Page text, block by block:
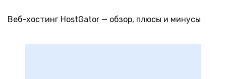
Веб-хостинг HostGator — обзор, плюсы и минусы